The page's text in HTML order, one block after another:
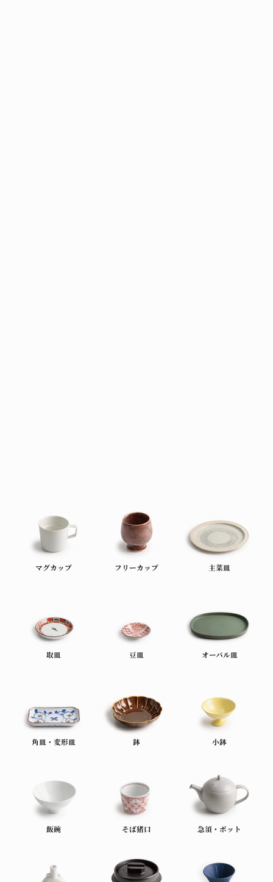
マグカップ フリーカップ 主菜皿
取皿 豆皿 オーバル皿
角皿・変形皿 鉢 小鉢
飯碗 そば猪口 急須・ポット